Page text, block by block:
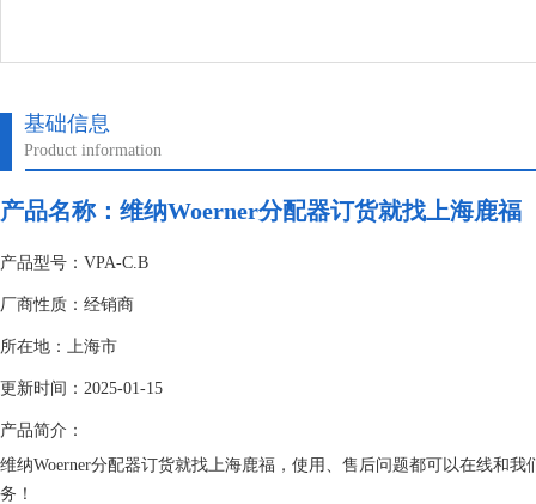
基础信息
Product information
产品名称：维纳Woerner分配器订货就找上海鹿福
产品型号：VPA-C.B
厂商性质：经销商
所在地：上海市
更新时间：2025-01-15
产品简介：
维纳Woerner分配器订货就找上海鹿福，使用、售后问题都可以在线和
务！